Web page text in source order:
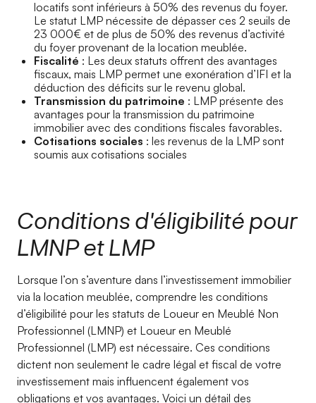
locatifs sont inférieurs à 50% des revenus du foyer.
Le statut LMP nécessite de dépasser ces 2 seuils de
23 000€ et de plus de 50% des revenus d’activité
du foyer provenant de la location meublée.
Fiscalité : Les deux statuts offrent des avantages
fiscaux, mais LMP permet une exonération d’IFI et la
déduction des déficits sur le revenu global.
Transmission du patrimoine : LMP présente des
avantages pour la transmission du patrimoine
immobilier avec des conditions fiscales favorables.
Cotisations sociales : les revenus de la LMP sont
soumis aux cotisations sociales
Conditions d'éligibilité pour
LMNP et LMP
Lorsque l’on s’aventure dans l’investissement immobilier
via la location meublée, comprendre les conditions
d’éligibilité pour les statuts de Loueur en Meublé Non
Professionnel (LMNP) et Loueur en Meublé
Professionnel (LMP) est nécessaire. Ces conditions
dictent non seulement le cadre légal et fiscal de votre
investissement mais influencent également vos
obligations et vos avantages. Voici un détail des